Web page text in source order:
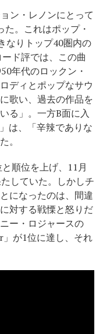
ン・レノンにとって
。これはポップ・
なりトップ40圏内の
ド評では、この曲
年代のロックン・
ディとポップなサウ
歌い、過去の作品を
る」。一方B面に入
は、「辛辣でありな
。
順位を上げ、11月
していた。しかしチ
になったのは、間違
対する戦慄と怒りだ
ー・ロジャースの
」が1位に達し、それ